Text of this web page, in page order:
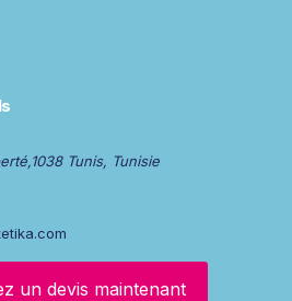
Tunis, Tunisie
un devis maintenant